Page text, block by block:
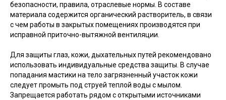
безопасности, правила, отраслевые нормы. В составе
материала содержится органический растворитель, в связи
с чем работы в закрытых помещениях производятся при
исправной приточно-вытяжной вентиляции.
Для защиты глаз, кожи, дыхательных путей рекомендовано
использовать индивидуальные средства защиты. В случае
попадания мастики на тело загрязненный участок кожи
следует промыть под струей теплой воды с мылом.
Запрещается работать рядом с открытыми источниками